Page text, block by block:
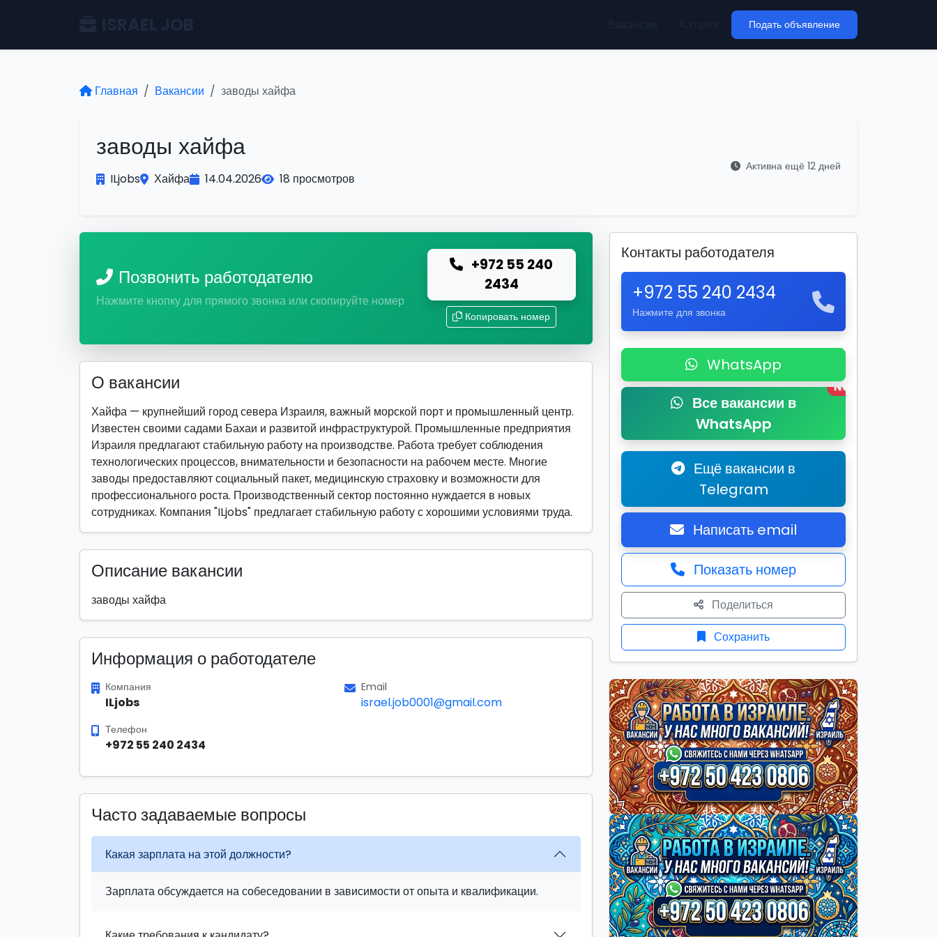
Подать объявление
Главная Вакансии заводы хайфа
заводы хайфа
ILjobs Хайфа 14.04.2026 18 просмотров
Активна ещё 12 дней
Позвонить работодателю
Нажмите кнопку для прямого звонка или скопируйте номер
+972 55 240
2434
Копировать номер
О вакансии
Хайфа — крупнейший город севера Израиля, важный морской порт и промышленный центр.
Известен своими садами Бахаи и развитой инфраструктурой. Промышленные предприятия
Израиля предлагают стабильную работу на производстве. Работа требует соблюдения
технологических процессов, внимательности и безопасности на рабочем месте. Многие
заводы предоставляют социальный пакет, медицинскую страховку и возможности для
профессионального роста. Производственный сектор постоянно нуждается в новых
сотрудниках. Компания "ILjobs" предлагает стабильную работу с хорошими условиями труда.
Описание вакансии
заводы хайфа
Информация о работодателе
Компания
ILjobs
Email
israel.job0001@gmail.com
Телефон
+972 55 240 2434
Часто задаваемые вопросы
Какая зарплата на этой должности?
Зарплата обсуждается на собеседовании в зависимости от опыта и квалификации.
Контакты работодателя
+972 55 240 2434
Нажмите для звонка
WhatsApp
Все вакансии в
WhatsApp
New
Ещё вакансии в
Telegram
Написать email
Показать номер
Поделиться
Сохранить